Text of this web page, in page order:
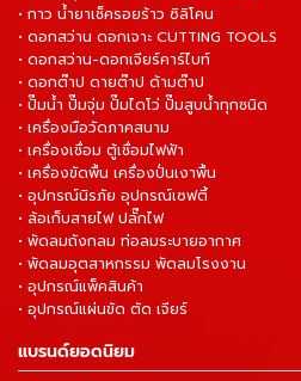
• กาว น้ำยาเช็ครอยร้าว ซิลิโคน
• ดอกสว่าน ดอกเจาะ CUTTING TOOLS
• ดอกสว่าน-ดอกเจียร์คาร์ไบท์
• ดอกต๊าป ดายต๊าป ด้ามต๊าป
• ปั๊มน้ำ ปั๊มจุ่ม ปั๊มไดโว่ ปั๊มสูบน้ำทุกชนิด
• เครื่องมือวัดภาคสนาม
• เครื่องเชื่อม ตู้เชื่อมไฟฟ้า
• เครื่องขัดพื้น เครื่องปั่นเงาพื้น
• อุปกรณ์นิรภัย อุปกรณ์เซฟตี้
• ล้อเก็บสายไฟ ปลั๊กไฟ
• พัดลมถังกลม ท่อลมระบายอากาศ
• พัดลมอุตสาหกรรม พัดลมโรงงาน
• อุปกรณ์แพ็คสินค้า
• อุปกรณ์แผ่นขัด ตัด เจียร์
แบรนด์ยอดนิยม